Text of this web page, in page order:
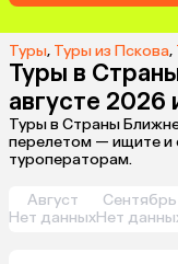
Туры, Туры из Пскова,
Туры в
августе 2026
Туры в Страны
перелетом — ищите и
туроператорам.
Август
Нет данных
Сентябрь
Нет